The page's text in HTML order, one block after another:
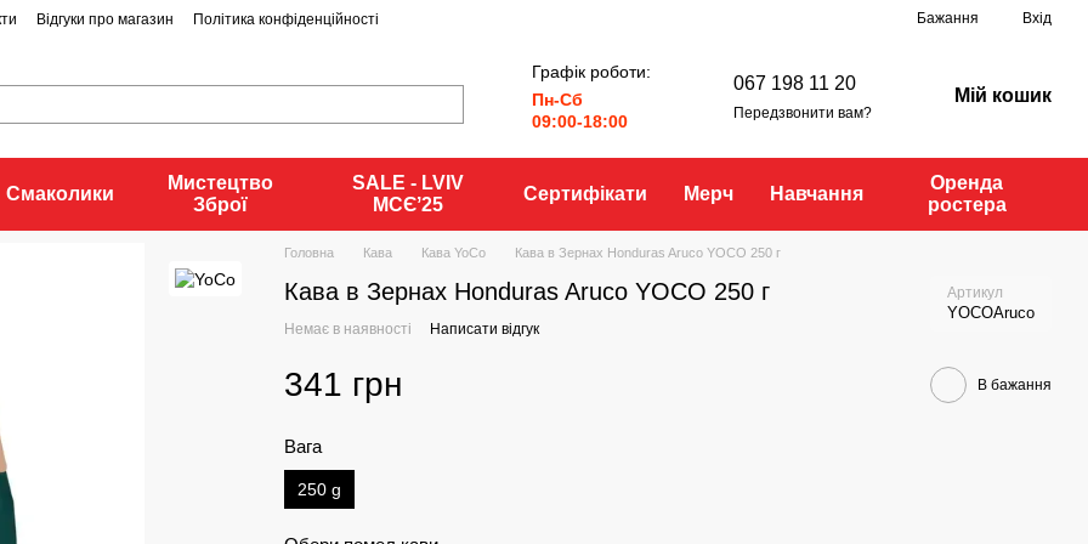
Відгуки про магазин Політика конфіденційності Бажання Вхід
Графік роботи:
Пн-Сб
09:00-18:00
067 198 11 20
Передзвонити вам?
Мій кошик
Смаколики
Мистецтво
Зброї
SALE - LVIV
MCЄʼ25
Сертифікати Мерч Навчання
Оренда
ростера
Головна Кава Кава YoCo Кава в Зернах Honduras Aruco YOCO 250 г
Кава в Зернах Honduras Aruco YOCO 250 г Артикул
YOCOAruco
Немає в наявності Написати відгук
341 грн В бажання
Вага
250 g